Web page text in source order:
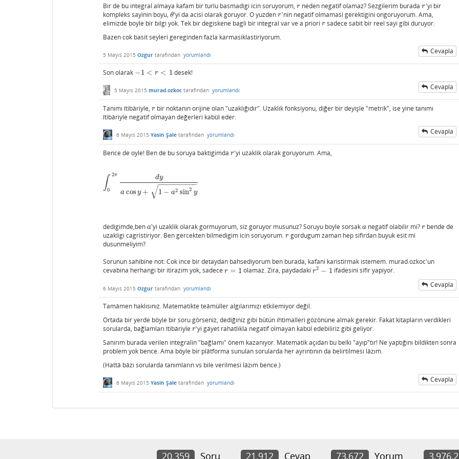
Bir de bu integral almaya kafam bir turlu basmadigi icin soruyorum, r
r neden negatif olamaz? Sezgilerim buradar
r'yi bir
kompleks sayinin boyu, θ
θ'yi da acisi olarak goruyor. O yuzdenr
r'nin negatif olmamasi gerektigini ongoruyorum. Ama,
elimizde boyle bir bilgi yok. Tek bir degiskene bagli bir integral var ve a priori r
r sadece sabit bir reel sayi gibi duruyor.
Bazen cok basit seyleri gereginden fazla karmasiklastiriyorum.
5 Mayıs 2015 Ozgur tarafından yorumlandı Cevapla
Son olarak −1 < r < 1
−1< r<1 desek!
5 Mayıs 2015 murad.ozkoc tarafından yorumlandı Cevapla
Tanımı îtibâriyle, r
r bir noktanın orijine olan "uzaklığıdır". Uzaklık fonksiyonu, diğer bir deyişle "metrik", ise yine tanımı
îtibâriyle negatif olmayan değerleri kabûl eder.
6 Mayıs 2015 Yasin Şale tarafından yorumlandı Cevapla
Bence de oyle! Ben de bu soruya baktigimda r
r'yi uzaklik olarak goruyorum. Ama,
∫ 2π
0
dy
a cosy + 1 − a2 sin2 y
− −
−−−−−−−−
√
02πdyacosy+1−a2sin2y
dedigimde,ben a
a'yi uzaklik olarak gormuyorum, siz goruyor musunuz? Soruyu boyle sorsaka
a negatif olabilir mi?r
r bende de
uzakligi cagristiriyor. Ben gercekten bilmedigim icin soruyorum. r
r gordugum zaman hep sifirdan buyuk esit mi
dusunmeliyim?
Sorunun sahibine not: Cok ince bir detaydan bahsediyorum ben burada, kafani karistirmak istemem. murad.ozkoc'un
cevabina herhangi bir itirazim yok, sadece r = 1
r= 1 olamaz. Zira, paydadaki r2 − 1
r2−1 ifadesini sifir yapiyor.
6 Mayıs 2015 Ozgur tarafından yorumlandı Cevapla
Tamâmen haklısınız. Matematikte teâmüller algılarımızı etkilemiyor değil.
Ortada bir yerde böyle bir soru görseniz, dediğiniz gibi bütün ihtimalleri gözönüne almak gerekir. Fakat kitapların verdikleri
sorularda, bağlamları îtibâriyle r
r'yi gâyet rahatlıkla negatif olmayan kabûl edebiliriz gibi geliyor.
Sanırım burada verilen integralin "bağlamı" önem kazanıyor. Matematik açıdan bu belki "ayıp"tır! Ne yaptığını bildikten sonra
problem yok bence. Ama böyle bir plâtforma sunulan sorularda her ayrıntının da belirtilmesi lâzım.
(Hattâ bâzı sorularda tanımların vs bile verilmesi lâzım bence.)
6 Mayıs 2015 Yasin Şale tarafından yorumlandı Cevapla
20,359 Soru 21,912 Cevap 73,672 Yorum